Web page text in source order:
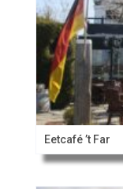
Eetcafé ’t Far